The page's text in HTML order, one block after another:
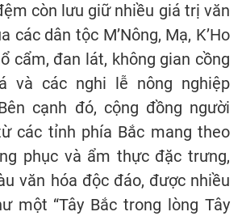
còn lưu giữ nhiều giá trị văn
các dân tộc M’Nông, Mạ, K’Ho
cẩm, đan lát, không gian cồng
và các nghi lễ nông nghiệp
cạnh đó, cộng đồng người
các tỉnh phía Bắc mang theo
phục và ẩm thực đặc trưng,
văn hóa độc đáo, được nhiều
một “Tây Bắc trong lòng Tây